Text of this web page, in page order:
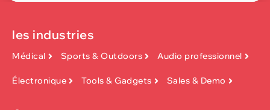
les industries
Médical Sports & Outdoors Audio professionnel
Électronique Tools & Gadgets Sales & Demo